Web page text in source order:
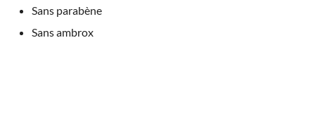
Sans parabène
Sans ambrox